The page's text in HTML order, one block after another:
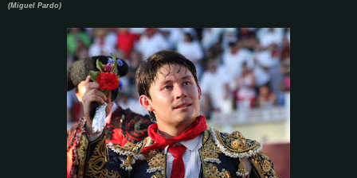
(Miguel Pardo)